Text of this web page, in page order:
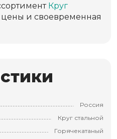
Круг
цены и своевременная
Россия
Круг стальной
Горячекатаный